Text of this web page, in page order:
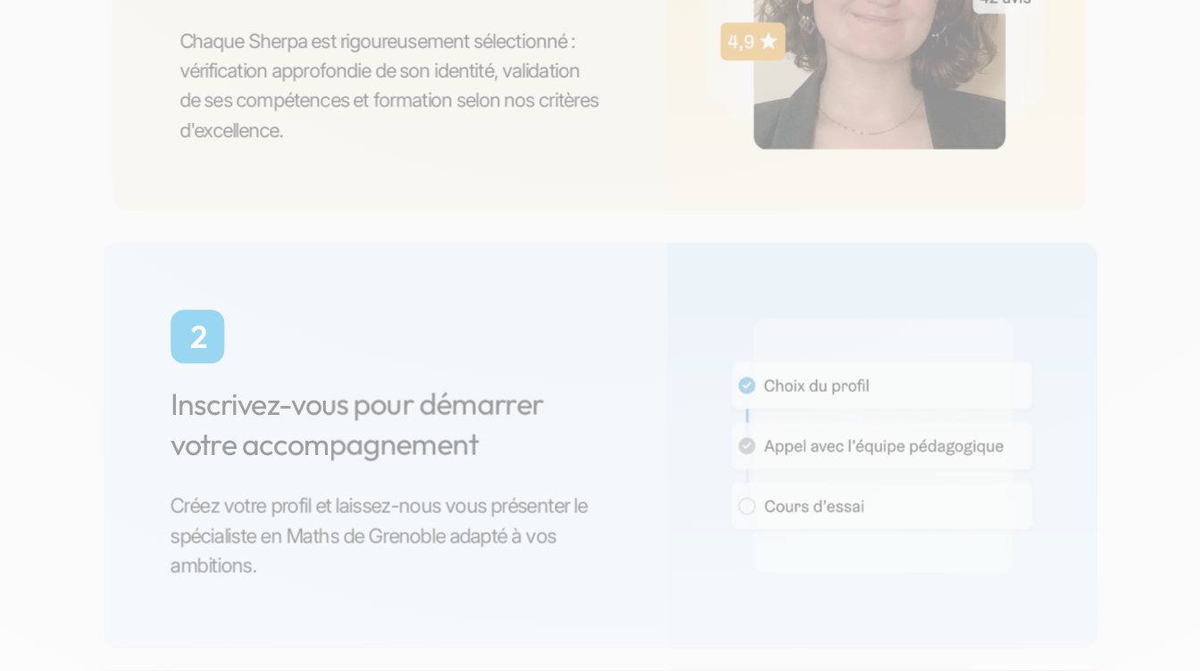
Chaque Sherpa est rigoureusement sélectionné :
vérification approfondie de son identité, validation
de ses compétences et formation selon nos critères
d'excellence.
2
Inscrivez-vous pour démarrer
votre accompagnement
Créez votre profil et laissez-nous vous présenter le
spécialiste en Maths de Grenoble adapté à vos
ambitions.